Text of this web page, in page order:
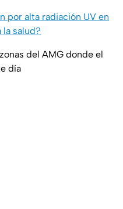
por alta radiación UV en
la salud?
del AMG donde el
día